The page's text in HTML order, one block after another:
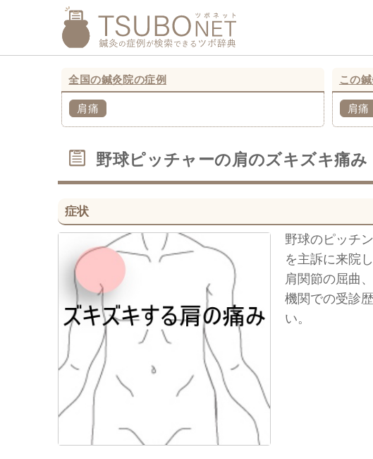
全国の鍼灸院の症例
肩痛
この
肩痛
野球ピッチャーの肩のズキズキ痛み
症状
野球のピッチ
を主訴に来院
肩関節の屈曲
機関での受診
い。